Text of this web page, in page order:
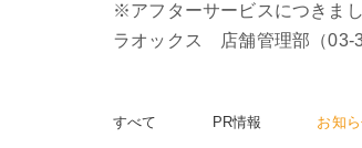
※アフターサービスにつきま
ラオックス 店舗管理部（03-
すべて PR情報 お知